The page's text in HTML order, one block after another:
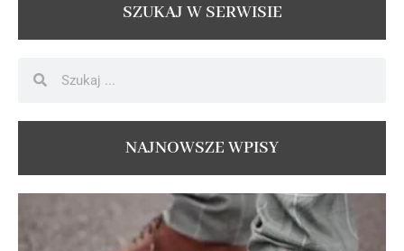
SZUKAJ W SERWISIE
NAJNOWSZE WPISY